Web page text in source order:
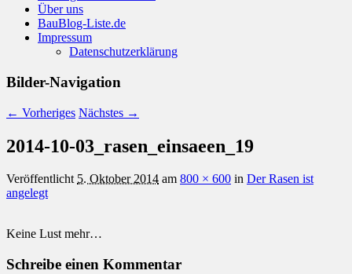
Über uns
BauBlog-Liste.de
Impressum
Datenschutzerklärung
Bilder-Navigation
← Vorheriges Nächstes →
2014-10-03_rasen_einsaeen_19
Veröffentlicht 5. Oktober 2014 am 800 × 600 in Der Rasen ist
angelegt
Keine Lust mehr…
Schreibe einen Kommentar